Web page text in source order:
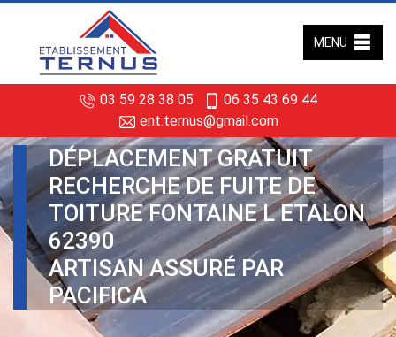
03 59 28 38 05
06 35 43 69 44
ent.ternus@gmail.com
MENU
DÉPLACEMENT GRATUIT
RECHERCHE DE FUITE DE
TOITURE FONTAINE L ETALON
62390
ARTISAN ASSURÉ PAR
PACIFICA